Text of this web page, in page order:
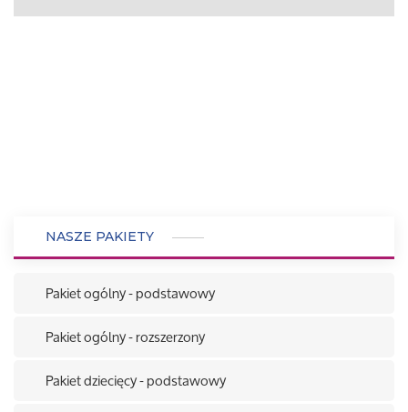
NASZE PAKIETY
Pakiet ogólny - podstawowy
Pakiet ogólny - rozszerzony
Pakiet dziecięcy - podstawowy